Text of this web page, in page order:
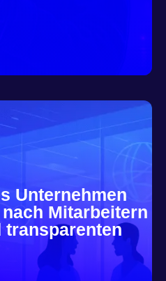
Unternehmen
Mitarbeitern
transparenten